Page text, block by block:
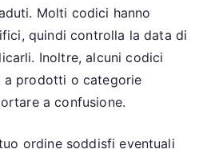
Molti codici hanno
quindi controlla la data di
Inoltre, alcuni codici
a prodotti o categorie
a confusione.
ordine soddisfi eventuali